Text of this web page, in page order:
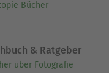
als
Medizin" und
Bücher
& Ratgeber
über Fotografie